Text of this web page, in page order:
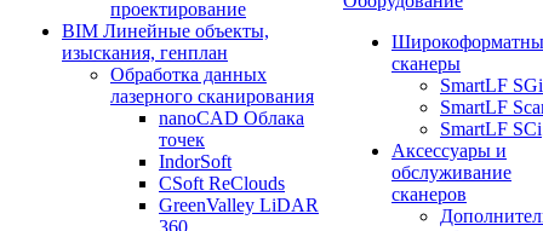
проектирование
BIM Линейные объекты,
изыскания, генплан
Обработка данных
лазерного сканирования
nanoCAD Облака
точек
IndorSoft
CSoft ReClouds
GreenValley LiDAR
360
сканеры
SmartLF SGi
SmartLF
SmartLF SCi
Аксессуары и
обслуживание
сканеров